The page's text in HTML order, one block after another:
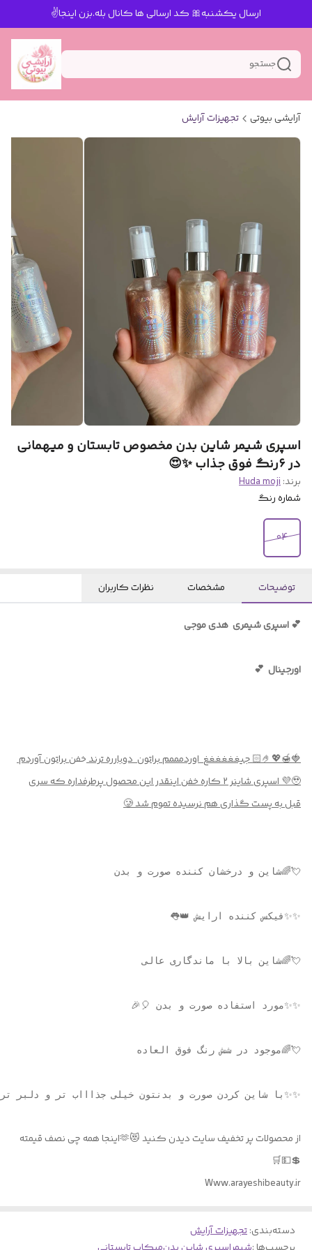
ارسال یکشنبه🎀 کد ارسالی ها کانال بله.بزن اینجا✌️
جستجو
آرایشی بیوتی تجهیزات آرایش
اسپری شیمر شاین بدن مخصوص تابستان و میهمانی
در ۶رنگ فوق جذاب ✨️😍
برند:Huda moji
شماره رنگ
04
توضیحات مشخصات نظرات کاربران
💕 اسپری شیمری هدی موجی
اورجینال 💕
🍓🍯💖🤌🏻 جیغغغغغغ اوردمممم براتون دوبارره ترند خفنبراتون آوردم
🥹💜 اسپری شاینر ٢ كاره خفن اینقدر این محصول پرطرفداره که سری
قبل به پست گذاری هم نرسیده تموم شد 🥲
✨✨با شاین کردن صورت و بدنتون خیلی جذاااب تر و دلبر
از محصولات پر تخفیف سایت دیدن کنید 😻🫶اینجا همه چی نصف قیمته
💲💵🛒
Www.arayeshibeauty.ir
دسته‌بندی:تجهیزات آرایش